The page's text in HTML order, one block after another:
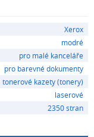
Xerox
modré
pro malé kanceláře
pro barevné dokumenty
tonerové kazety (tonery)
laserové
2350 stran